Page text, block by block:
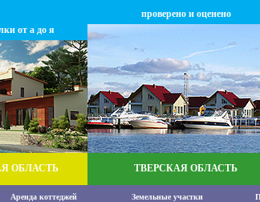
от а до я
ОБЛАСТЬ
проверено и оценено
ТВЕРСКАЯ ОБЛАСТЬ
Аренда коттеджей Земельные участки